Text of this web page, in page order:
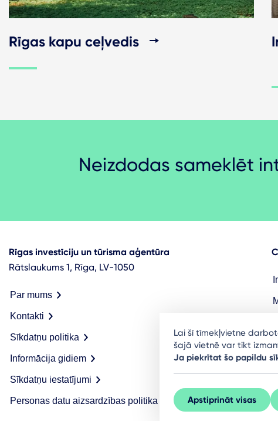
Rīgas kapu ceļvedis
Neizdodas sameklēt
Rīgas investīciju un tūrisma aģentūra
Rātslaukums 1, Rīga, LV-1050
Par mums
Kontakti
Sīkdatņu politika
Informācija gidiem
Sīkdatņu iestatījumi
Personas datu aizsardzības politika
Lai šī tīmekļvietne
šajā vietnē var tikt
Ja piekrītat šo papildu
Apstiprināt visas